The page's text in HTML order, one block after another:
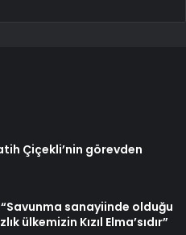
Çiçekli’nin görevden
sanayiinde olduğu
ülkemizin Kızıl Elma’sıdır”